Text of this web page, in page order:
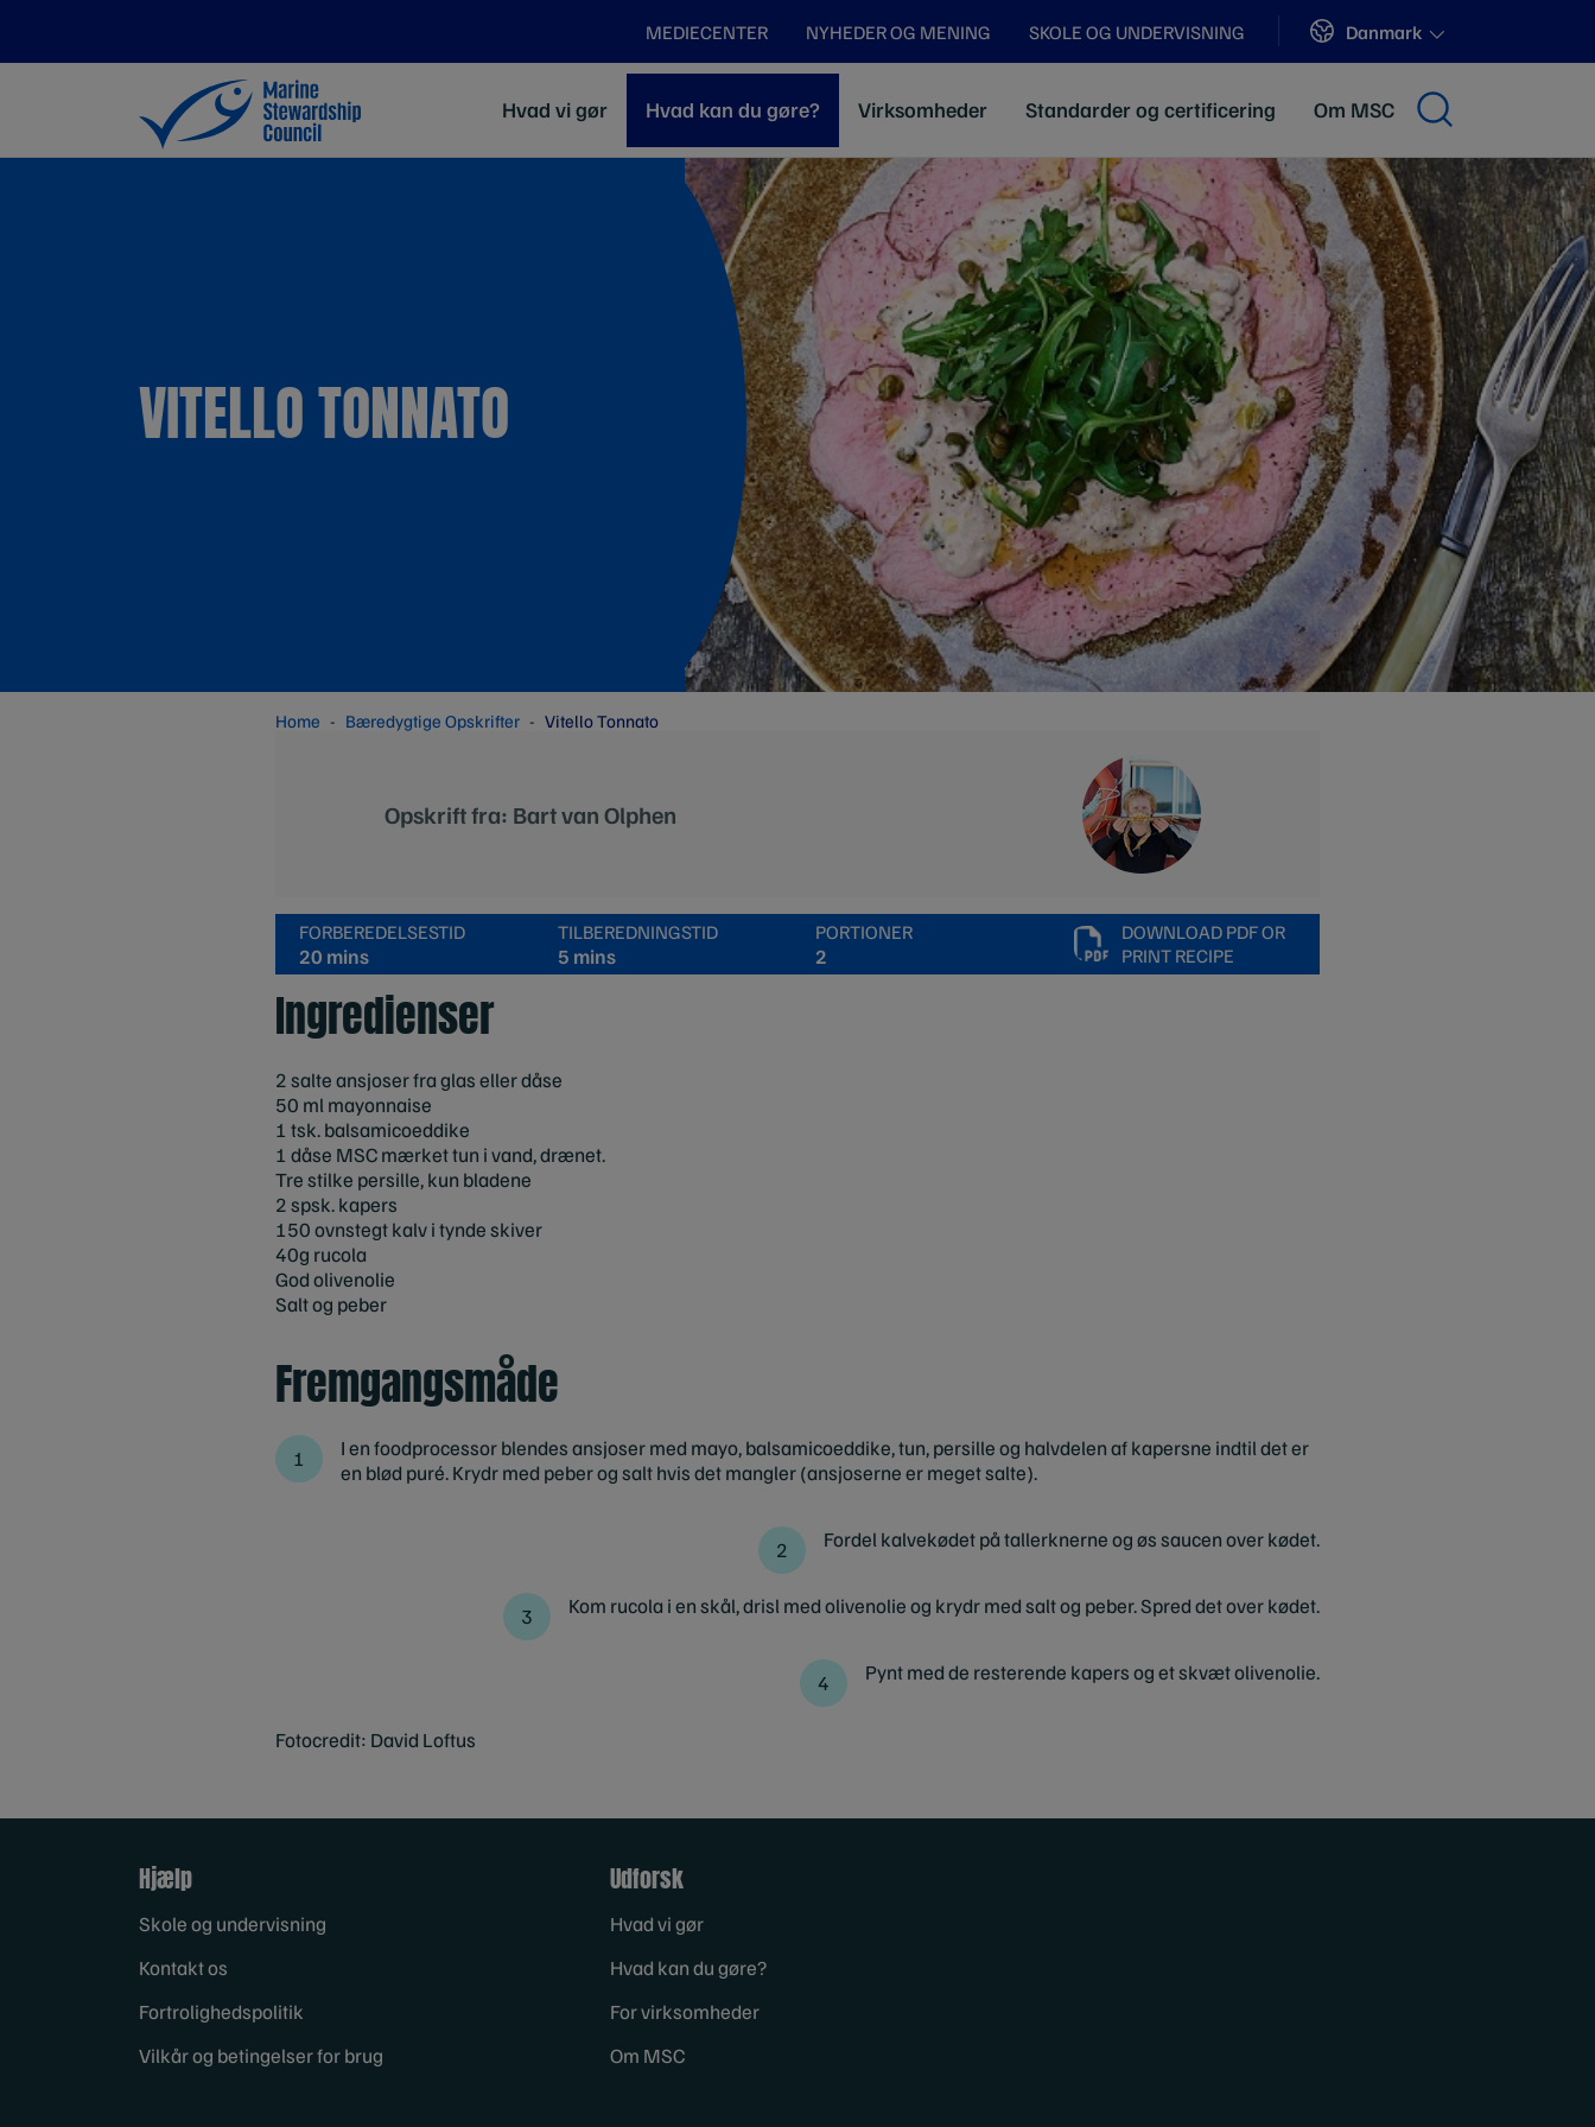
MEDIECENTER NYHEDER OG MENING SKOLE OG UNDERVISNING Sites
Danmark
Hvad vi gør Hvad kan du gøre? Virksomheder Standarder og certificering Om MSC
VITELLO TONNATO
Home Bæredygtige Opskrifter Vitello Tonnato
Opskrift fra: Bart van Olphen
FORBEREDELSESTID
20 mins
TILBEREDNINGSTID
5 mins
PORTIONER
2
DOWNLOAD PDF OR
PRINT RECIPE
Ingredienser
2 salte ansjoser fra glas eller dåse
50 ml mayonnaise
1 tsk. balsamicoeddike
1 dåse MSC mærket tun i vand, drænet.
Tre stilke persille, kun bladene
2 spsk. kapers
150 ovnstegt kalv i tynde skiver
40g rucola
God olivenolie
Salt og peber
Fremgangsmåde
I en foodprocessor blendes ansjoser med mayo, balsamicoeddike, tun, persille og halvdelen af kapersne indtil det er
en blød puré. Krydr med peber og salt hvis det mangler (ansjoserne er meget salte).
Fordel kalvekødet på tallerknerne og øs saucen over kødet.
Kom rucola i en skål, drisl med olivenolie og krydr med salt og peber. Spred det over kødet.
Pynt med de resterende kapers og et skvæt olivenolie.
Fotocredit: David Loftus
Hjælp
Skole og undervisning
Kontakt os
Fortrolighedspolitik
Vilkår og betingelser for brug
Udforsk
Hvad vi gør
Hvad kan du gøre?
For virksomheder
Om MSC